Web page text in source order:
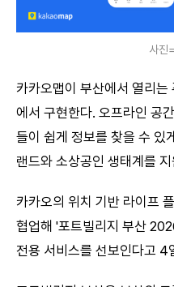
사진
카카오맵이 부산에서 열리는
에서 구현한다. 오프라인 공
들이 쉽게 정보를 찾을 수 있
랜드와 소상공인 생태계를
카카오의 위치 기반 라이프
협업해 '포트빌리지 부산
전용 서비스를 선보인다고 4